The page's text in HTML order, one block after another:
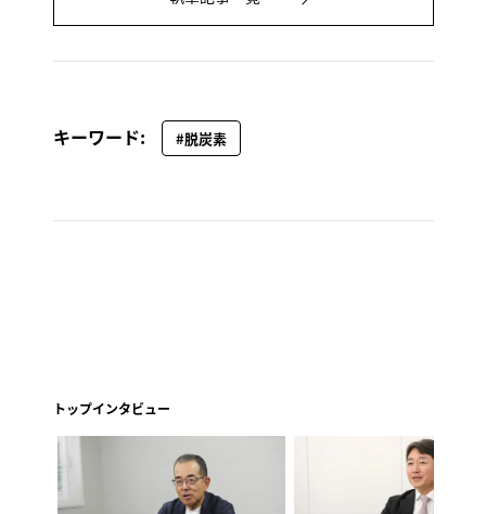
キーワード: #脱炭素
トップインタビュー